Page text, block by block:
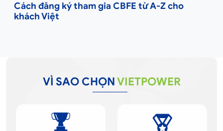
Cách đăng ký tham gia CBFE từ A-Z cho
khách Việt
VÌ SAO CHỌNVIETPOWER